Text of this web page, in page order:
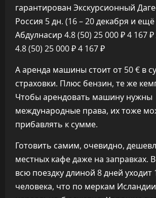
гарантирован Экскурсионный
Россия 5 дн. (16 – 20 декабря и ещё
Абдулнасир 4.8(50) 25 000 ₽4 167 ₽
4.8(50) 25 000 ₽4 167 ₽
А аренда машины стоит от 50 € в
страховки. Плюс бензин, те же
Чтобы арендовать машину нужны
международные права, их тоже
прибавлять к сумме.
Готовить самим, очевидно,
местных кафе даже на заправках.
всю поездку длиной 8 дней уходит
человека, что по меркам